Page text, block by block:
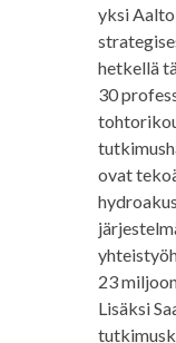
yksi
hetkellä
30
ovat
23
Lisäksi